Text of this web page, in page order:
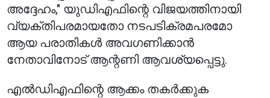
അദ്ദേഹം," യുഡിഎഫിന്റെ വിജയത്തിനായി
വ്യക്തിപരമായതോ നടപടിക്രമപരമോ
ആയ പരാതികൾ അവഗണിക്കാൻ
നേതാവിനോട് ആന്റണി ആവശ്യപ്പെട്ടു.
എൽഡിഎഫിന്റെ ആക്കം തകർക്കുക